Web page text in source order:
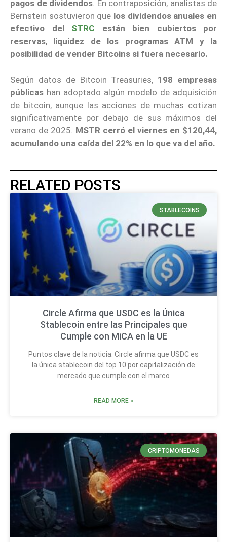
pagos de dividendos. En contraposición, analistas de
Bernstein sostuvieron que los dividendos anuales en
efectivo del STRC están bien cubiertos por
reservas, liquidez de los programas ATM y la
posibilidad de vender Bitcoins si fuera necesario.
Según datos de Bitcoin Treasuries, 198 empresas
públicas han adoptado algún modelo de adquisición
de bitcoin, aunque las acciones de muchas cotizan
significativamente por debajo de sus máximos del
verano de 2025. MSTR cerró el viernes en $120,44,
acumulando una caída del 22% en lo que va del año.
RELATED POSTS
STABLECOINS
Circle Afirma que USDC es la Única
Stablecoin entre las Principales que
Cumple con MiCA en la UE
Puntos clave de la noticia: Circle afirma que USDC es
la única stablecoin del top 10 por capitalización de
mercado que cumple con el marco
READ MORE »
CRIPTOMONEDAS